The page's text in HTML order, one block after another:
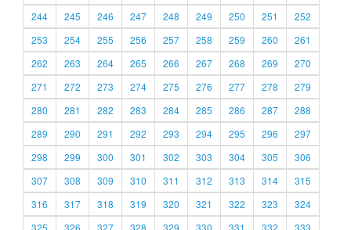
244
245 246 247 248 249 250 251
252
253
254 255 256 257 258 259 260
261
262
263 264 265 266 267 268 269
270
271
272 273 274 275 276 277 278
279
280
281 282 283 284 285 286 287
288
289
290 291 292 293 294 295 296
297
298
299 300 301 302 303 304 305
306
307
308 309 310 311 312 313 314
315
316
317 318 319 320 321 322 323
324
325
326 327 328 329 330 331 332 333